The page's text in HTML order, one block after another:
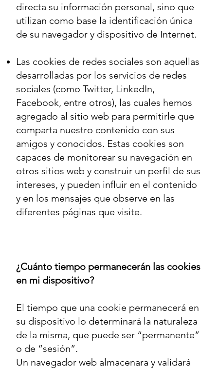
directa su información personal, sino que
utilizan como base la identificación única
de su navegador y dispositivo de Internet.
Las cookies de redes sociales son aquellas
desarrolladas por los servicios de redes
sociales (como Twitter, LinkedIn,
Facebook, entre otros), las cuales hemos
agregado al sitio web para permitirle que
comparta nuestro contenido con sus
amigos y conocidos. Estas cookies son
capaces de monitorear su navegación en
otros sitios web y construir un perfil de sus
intereses, y pueden influir en el contenido
y en los mensajes que observe en las
diferentes páginas que visite.
¿Cuánto tiempo permanecerán las cookies
en mi dispositivo?
El tiempo que una cookie permanecerá en
su dispositivo lo determinará la naturaleza
de la misma, que puede ser “permanente”
o de “sesión”.
Un navegador web almacenara y validará